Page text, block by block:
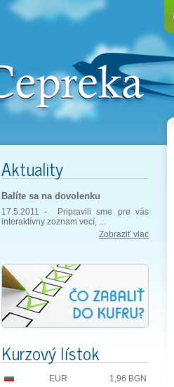
Aktuality
Balíte sa na dovolenku
17.5.2011 - Pripravili sme pre vás
interaktívny zoznam vecí, ...
Zobraziť viac
Kurzový lístok
EUR
1,96 BGN